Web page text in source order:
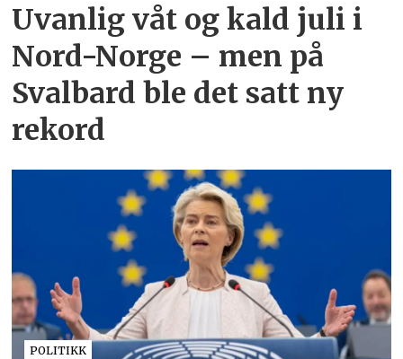
Uvanlig våt og kald juli i
Nord-Norge – men på
Svalbard ble det satt ny
rekord
POLITIKK